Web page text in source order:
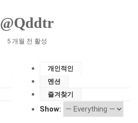
@qddtr
5 개월 전 활성
개인적인
멘션
즐겨찾기
Show: